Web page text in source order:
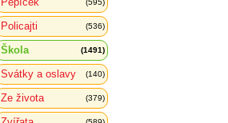
(595)
Policajti (536)
Škola (1491)
Svátky a oslavy (140)
Ze života (379)